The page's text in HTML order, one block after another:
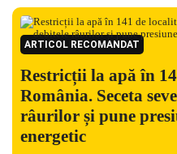
ARTICOL RECOMANDAT
Restricții la apă în
România. Seceta
râurilor și pune
energetic